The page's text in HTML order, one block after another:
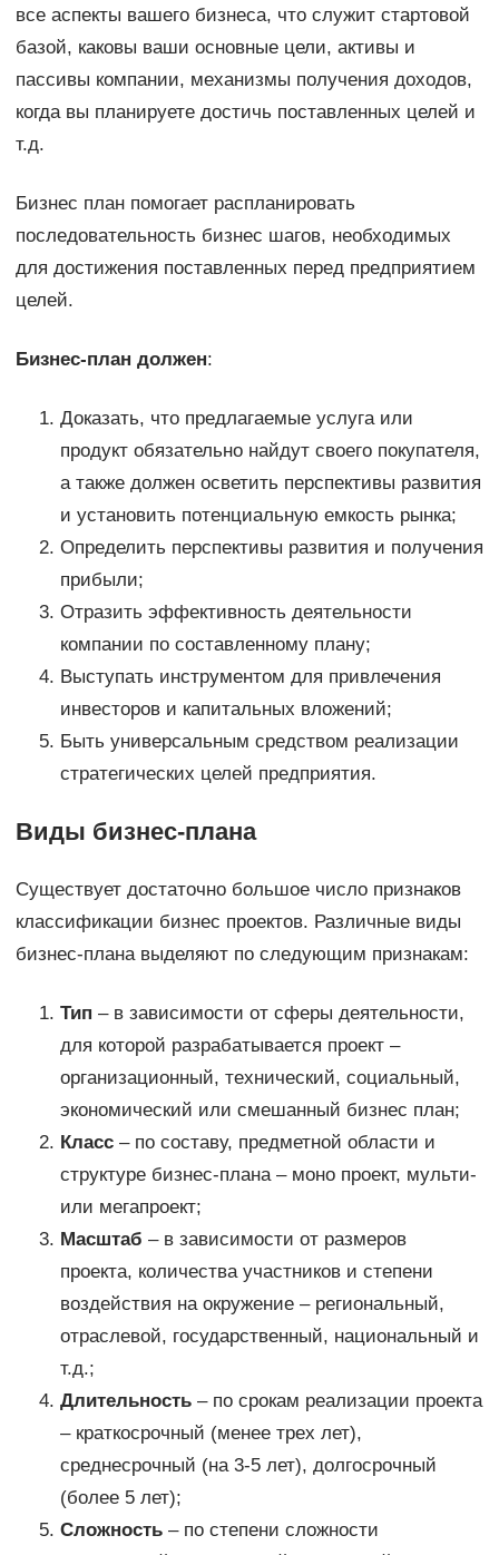
все аспекты вашего бизнеса, что служит стартовой
базой, каковы ваши основные цели, активы и
пассивы компании, механизмы получения доходов,
когда вы планируете достичь поставленных целей и
т.д.
Бизнес план помогает распланировать
последовательность бизнес шагов, необходимых
для достижения поставленных перед предприятием
целей.
Бизнес-план должен:
Доказать, что предлагаемые услуга или
продукт обязательно найдут своего покупателя,
а также должен осветить перспективы развития
и установить потенциальную емкость рынка;
Определить перспективы развития и получения
прибыли;
Отразить эффективность деятельности
компании по составленному плану;
Выступать инструментом для привлечения
инвесторов и капитальных вложений;
Быть универсальным средством реализации
стратегических целей предприятия.
Виды бизнес-плана
Существует достаточно большое число признаков
классификации бизнес проектов. Различные виды
бизнес-плана выделяют по следующим признакам:
Тип – в зависимости от сферы деятельности,
для которой разрабатывается проект –
организационный, технический, социальный,
экономический или смешанный бизнес план;
Класс– по составу, предметной области и
структуре бизнес-плана – моно проект, мульти-
или мегапроект;
Масштаб – в зависимости от размеров
проекта, количества участников и степени
воздействия на окружение – региональный,
отраслевой, государственный, национальный и
т.д.;
Длительность– по срокам реализации проекта
– краткосрочный (менее трех лет),
среднесрочный (на 3-5 лет), долгосрочный
(более 5 лет);
Сложность– по степени сложности